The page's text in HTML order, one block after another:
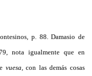
p. 88. Damasio de
nota igualmente que en
vuesa,con las demás cosas